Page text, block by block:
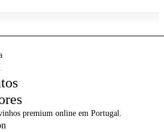
premium online em Portugal.